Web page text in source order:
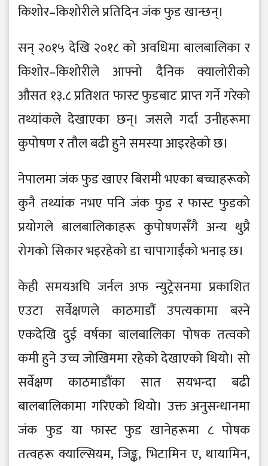
किशोर–किशोरीले प्रतिदिन जंक फुड खान्छन्।
सन् २०१५ देखि २०१८ को अवधिमा बालबालिका र
किशोर–किशोरीले आफ्नो दैनिक क्यालोरीको
औसत १३.८ प्रतिशत फास्ट फुडबाट प्राप्त गर्ने गरेको
तथ्यांकले देखाएका छन्। जसले गर्दा उनीहरूमा
कुपोषण र तौल बढी हुने समस्या आइरहेको छ।
नेपालमा जंक फुड खाएर बिरामी भएका बच्चाहरूको
कुनै तथ्यांक नभए पनि जंक फुड र फास्ट फुडको
प्रयोगले बालबालिकाहरू कुपोषणसँगै अन्य थुप्रै
रोगको सिकार भइरहेको डा चापागाईंको भनाइ छ।
केही समयअघि जर्नल अफ न्युट्रेसनमा प्रकाशित
एउटा सर्वेक्षणले काठमाडौं उपत्यकामा बस्ने
एकदेखि दुई वर्षका बालबालिका पोषक तत्वको
कमी हुने उच्च जोखिममा रहेको देखाएको थियो। सो
सर्वेक्षण काठमाडौंका सात सयभन्दा बढी
बालबालिकामा गरिएको थियो। उक्त अनुसन्धानमा
जंक फुड या फास्ट फुड खानेहरूमा ८ पोषक
तत्वहरू क्याल्सियम, जिङ्क, भिटामिन ए, थायामिन,